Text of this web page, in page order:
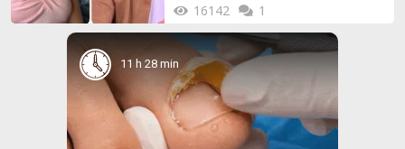
16142 1
11 h 28 min